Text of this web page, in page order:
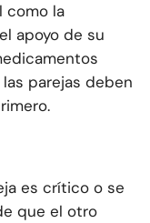
como la
apoyo de su
parejas deben
es crítico o se
que el otro